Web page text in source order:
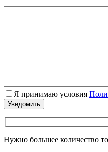
Я принимаю условия
Нужно большее количество